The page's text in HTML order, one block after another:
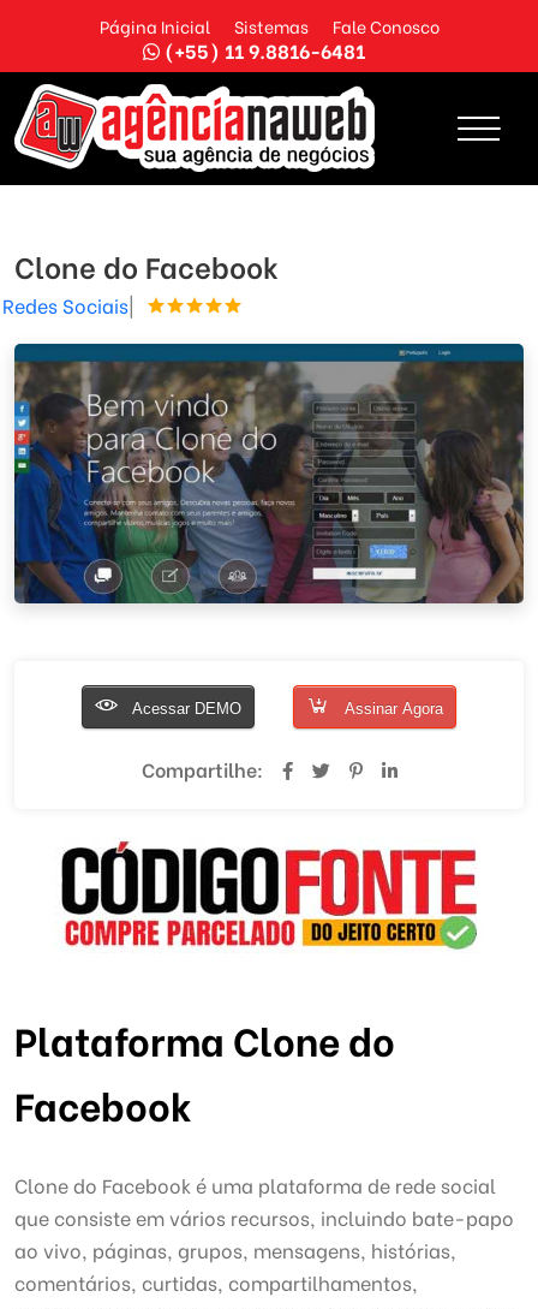
Página Inicial Sistemas Fale Conosco
(+55) 11 9.8816-6481
Clone do Facebook
Redes Sociais|
Acessar DEMO Assinar Agora
Compartilhe:
Plataforma Clone do
Facebook
Clone do Facebook é uma plataforma de rede social
que consiste em vários recursos, incluindo bate-papo
ao vivo, páginas, grupos, mensagens, histórias,
comentários, curtidas, compartilhamentos,